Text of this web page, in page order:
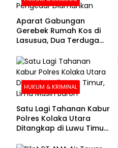
Aparat Gabungan
Gerebek Rumah Kos di
Lasusua, Dua Terduga
HUKUM & KRIMINAL
Satu Lagi Tahanan Kabur
Polres Kolaka Utara
Ditangkap di Luwu Timur,